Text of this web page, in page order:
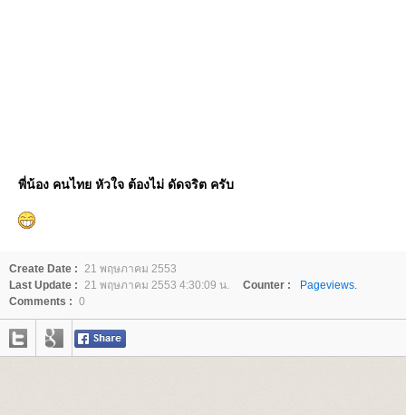
พี่น้อง คนไทย หัวใจ ต้องไม่ ดัดจริต ครับ
Create Date : 21 พฤษภาคม 2553
Last Update : 21 พฤษภาคม 2553 4:30:09 น. Counter :
Pageviews.
Comments : 0